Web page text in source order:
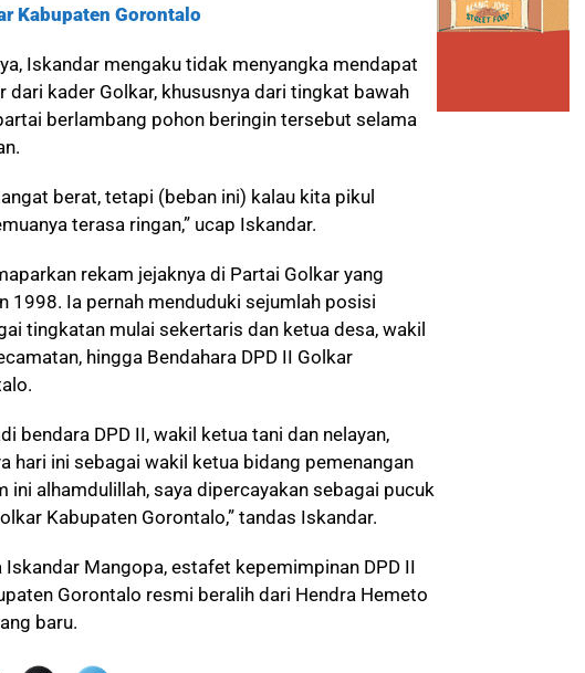
Kabupaten Gorontalo
Iskandar mengaku tidak menyangka mendapat
dari kader Golkar, khususnya dari tingkat bawah
berlambang pohon beringin tersebut selama
berat, tetapi (beban ini) kalau kita pikul
terasa ringan,” ucap Iskandar.
rekam jejaknya di Partai Golkar yang
1998. Ia pernah menduduki sejumlah posisi
tingkatan mulai sekertaris dan ketua desa, wakil
hingga Bendahara DPD II Golkar
bendara DPD II, wakil ketua tani dan nelayan,
hari ini sebagai wakil ketua bidang pemenangan
ini alhamdulillah, saya dipercayakan sebagai pucuk
Kabupaten Gorontalo,” tandas Iskandar.
Iskandar Mangopa, estafet kepemimpinan DPD II
Gorontalo resmi beralih dari Hendra Hemeto
baru.